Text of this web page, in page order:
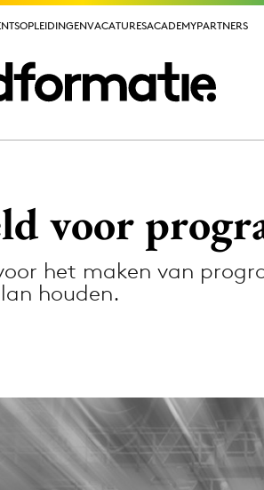
OPLEIDINGENVACATURESACADEMYPARTNERS
OPLEIDINGENVACATURESACADEMYPARTNERS
Programmatic
Purpose Marketing
Reputatie & crisis
voor
het maken van
houden.